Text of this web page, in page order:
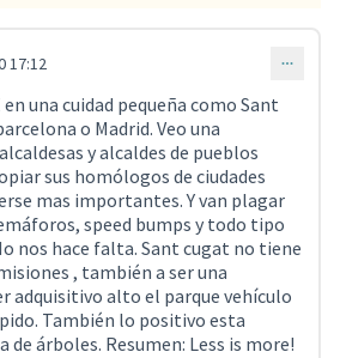
17:12
una cuidad pequeña como Sant
o Madrid. Veo una
y alcaldes de pueblos
sus homólogos de ciudades
mas importantes. Y van plagar
speed bumps y todo tipo
nos hace falta. Sant cugat no tiene
, también a ser una
adquisitivo alto el parque vehículo
También lo positivo esta
de árboles. Resumen: Less is more!